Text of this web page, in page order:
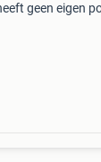
geen eigen